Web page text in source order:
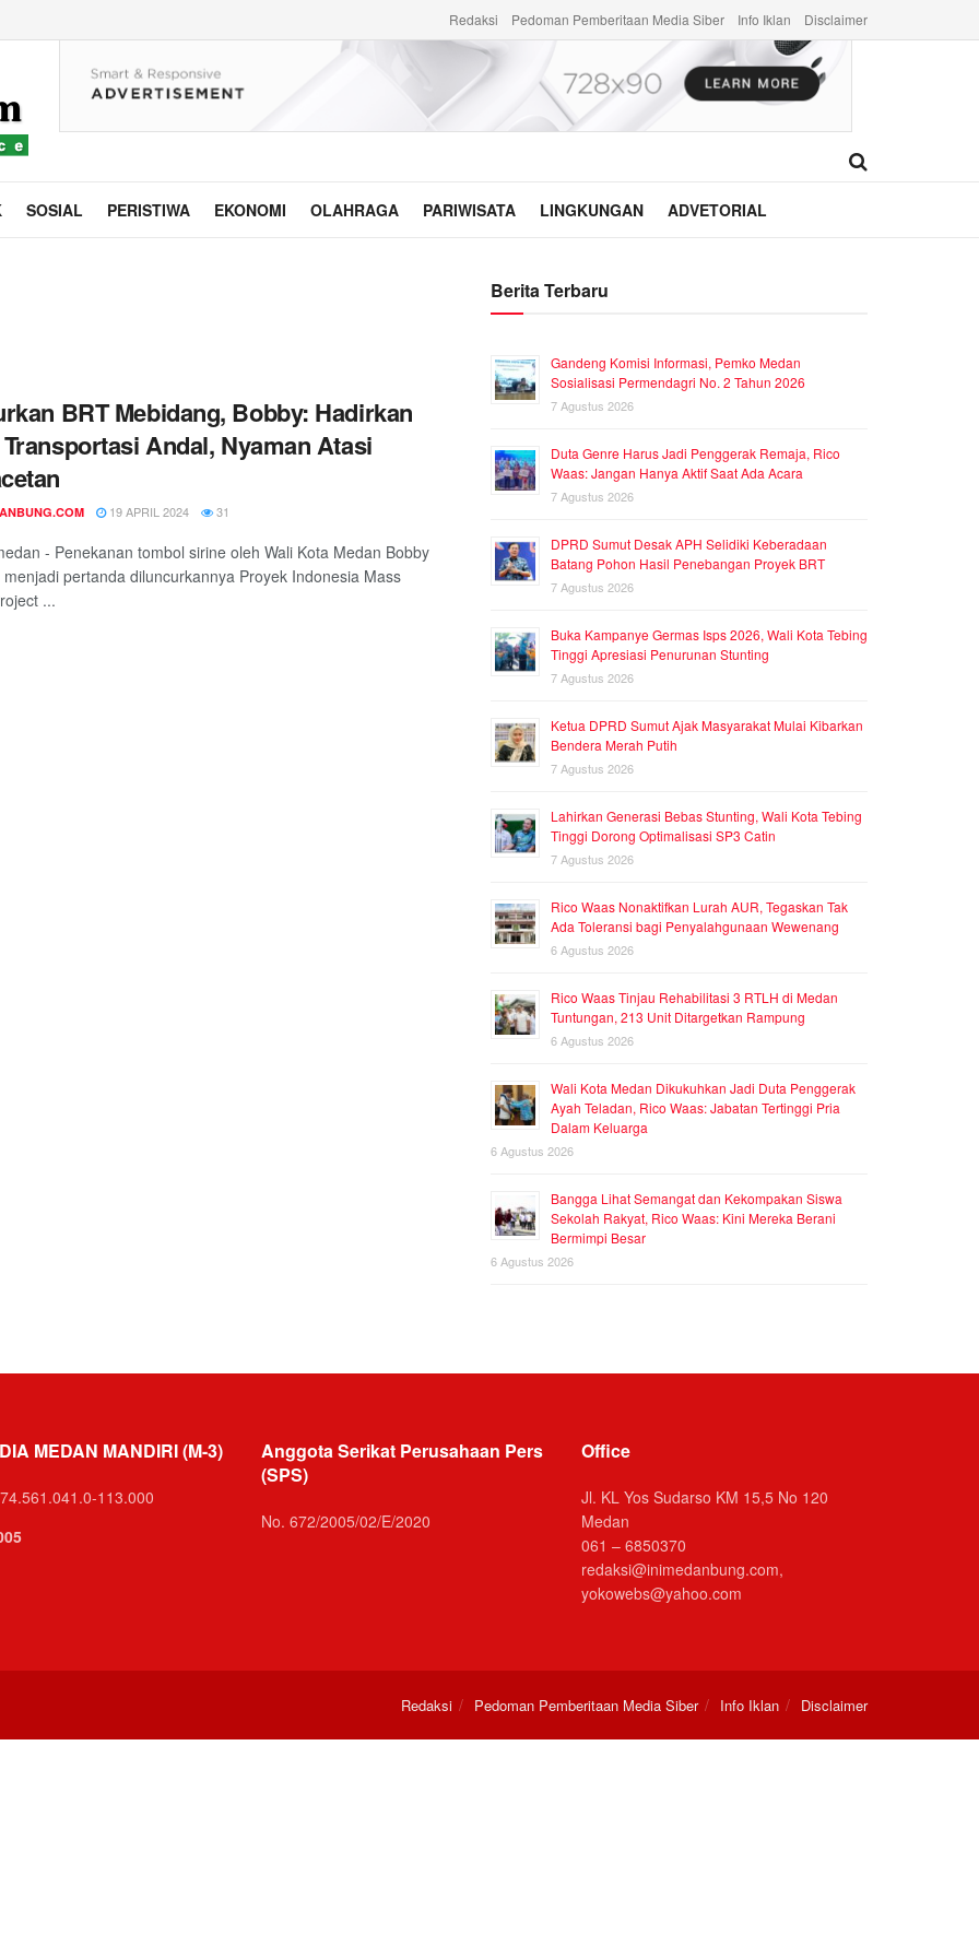
Redaksi Pedoman Pemberitaan Media Siber Info Iklan Disclaimer
SOSIAL PERISTIWA EKONOMI OLAHRAGA PARIWISATA LINGKUNGAN ADVETORIAL
BRT Mebidang, Bobby: Hadirkan
Andal, Nyaman Atasi
19 APRIL 2024 31
- Penekanan tombol sirine oleh Wali Kota Medan Bobby
menjadi pertanda diluncurkannya Proyek Indonesia Mass
...
Berita Terbaru
Gandeng Komisi Informasi, Pemko Medan
Sosialisasi Permendagri No. 2 Tahun 2026
7 Agustus 2026
Duta Genre Harus Jadi Penggerak Remaja, Rico
Waas: Jangan Hanya Aktif Saat Ada Acara
7 Agustus 2026
DPRD Sumut Desak APH Selidiki Keberadaan
Batang Pohon Hasil Penebangan Proyek BRT
7 Agustus 2026
Buka Kampanye Germas Isps 2026, Wali Kota Tebing
Tinggi Apresiasi Penurunan Stunting
7 Agustus 2026
Ketua DPRD Sumut Ajak Masyarakat Mulai Kibarkan
Bendera Merah Putih
7 Agustus 2026
Lahirkan Generasi Bebas Stunting, Wali Kota Tebing
Tinggi Dorong Optimalisasi SP3 Catin
7 Agustus 2026
Rico Waas Nonaktifkan Lurah AUR, Tegaskan Tak
Ada Toleransi bagi Penyalahgunaan Wewenang
6 Agustus 2026
Rico Waas Tinjau Rehabilitasi 3 RTLH di Medan
Tuntungan, 213 Unit Ditargetkan Rampung
6 Agustus 2026
Wali Kota Medan Dikukuhkan Jadi Duta Penggerak
Ayah Teladan, Rico Waas: Jabatan Tertinggi Pria
Dalam Keluarga
6 Agustus 2026
Bangga Lihat Semangat dan Kekompakan Siswa
Sekolah Rakyat, Rico Waas: Kini Mereka Berani
Bermimpi Besar
6 Agustus 2026
MEDAN MANDIRI (M-3)
113.000
Anggota Serikat Perusahaan Pers
(SPS)
No. 672/2005/02/E/2020
Office
Jl. KL Yos Sudarso KM 15,5 No 120
Medan
061 – 6850370
redaksi@inimedanbung.com,
yokowebs@yahoo.com
Redaksi Pedoman Pemberitaan Media Siber Info Iklan Disclaimer